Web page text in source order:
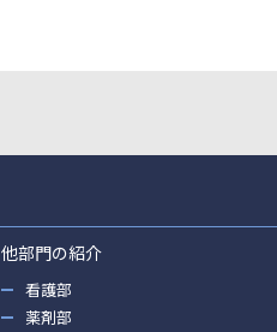
他部門の紹介
看護部
薬剤部